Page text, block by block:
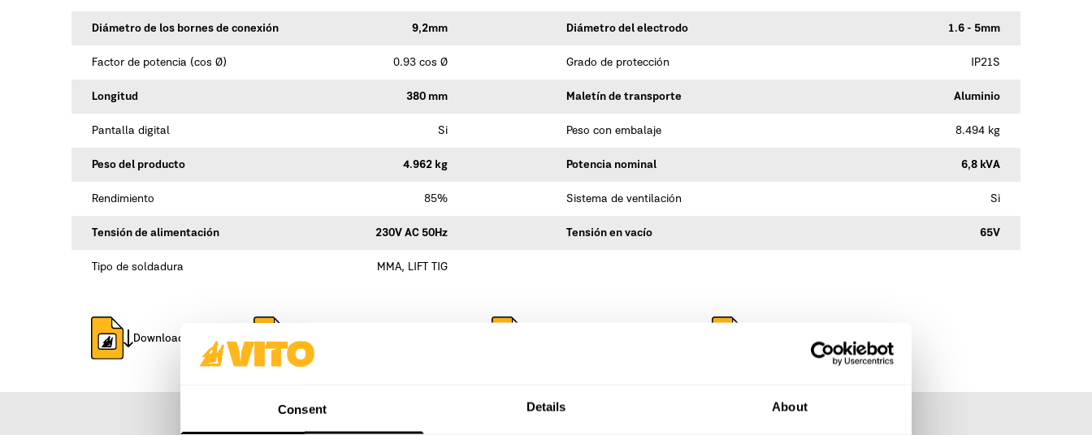
Consent Details About
Diámetro de los bornes de conexión 9,2mm Diámetro del electrodo 1.6 - 5mm
Factor de potencia (cos Ø) 0.93 cos Ø Grado de protección IP21S
Longitud 380 mm Maletín de transporte Aluminio
Pantalla digital Si Peso con embalaje 8.494 kg
Peso del producto 4.962 kg Potencia nominal 6,8 kVA
Rendimiento 85% Sistema de ventilación Si
Tensión de alimentación 230V AC 50Hz Tensión en vacío 65V
Tipo de soldadura MMA, LIFT TIG
Download ficha técnica